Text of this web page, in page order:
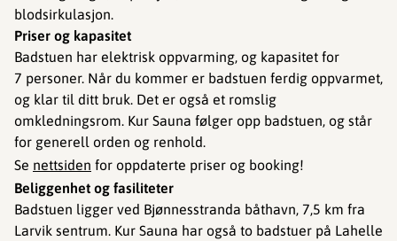
blodsirkulasjon.
Priser og kapasitet
Badstuen har elektrisk oppvarming, og kapasitet for
7 personer. Når du kommer er badstuen ferdig oppvarmet,
og klar til ditt bruk. Det er også et romslig
omkledningsrom. Kur Sauna følger opp badstuen, og står
for generell orden og renhold.
Se nettsiden for oppdaterte priser og booking!
Beliggenhet og fasiliteter
Badstuen ligger ved Bjønnesstranda båthavn, 7,5 km fra
Larvik sentrum. Kur Sauna har også to badstuer på Lahelle